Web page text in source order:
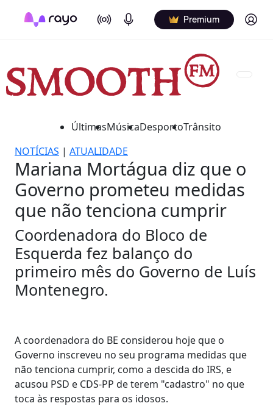
On Air Podcasts Premium Log in
ÚltimasMúsicaDesportoTrânsito
NOTÍCIAS | ATUALIDADE
Mariana Mortágua diz que o
Governo prometeu medidas
que não tenciona cumprir
Coordenadora do Bloco de
Esquerda fez balanço do
primeiro mês do Governo de Luís
Montenegro.
A coordenadora do BE considerou hoje que o
Governo inscreveu no seu programa medidas que
não tenciona cumprir, como a descida do IRS, e
acusou PSD e CDS-PP de terem "cadastro" no que
toca às respostas para os idosos.